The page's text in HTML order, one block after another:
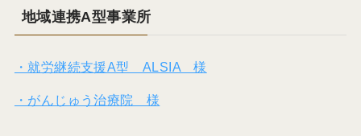
地域連携A型事業所
・就労継続支援A型 ALSIA 様
・がんじゅう治療院 様